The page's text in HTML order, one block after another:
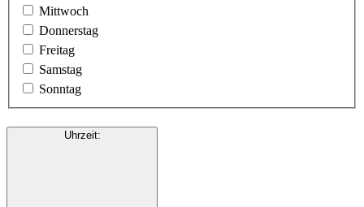
Mittwoch
Donnerstag
Freitag
Samstag
Sonntag
Uhrzeit: